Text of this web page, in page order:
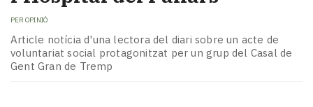
Dis
la
teva!
Subscriptors
PER OPINIÓ
Article notícia d'una lectora del diari sobre un acte de
voluntariat social protagonitzat per un grup del Casal de
Gent Gran de Tremp